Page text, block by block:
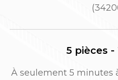
(34200)
5 pièces - 120
5 minutes à